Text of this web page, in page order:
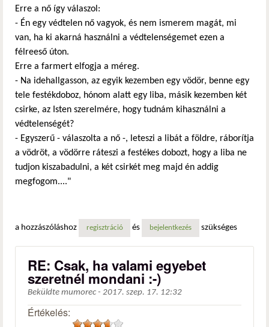
Erre a nő így válaszol:
- Én egy védtelen nő vagyok, és nem ismerem magát, mi
van, ha ki akarná használni a védtelenségemet ezen a
félreeső úton.
Erre a farmert elfogja a méreg.
- Na idehallgasson, az egyik kezemben egy vödör, benne egy
tele festékdoboz, hónom alatt egy liba, másik kezemben két
csirke, az Isten szerelmére, hogy tudnám kihasználni a
védtelenségét?
- Egyszerű - válaszolta a nő -, leteszi a libát a földre, ráborítja
a vödröt, a vödörre ráteszi a festékes dobozt, hogy a liba ne
tudjon kiszabadulni, a két csirkét meg majd én addig
megfogom...."
a hozzászóláshoz regisztráció és bejelentkezés szükséges
RE: Csak, ha valami egyebet
szeretnél mondani :-)
Beküldte mumorec - 2017. szep. 17. 12:32
Értékelés: